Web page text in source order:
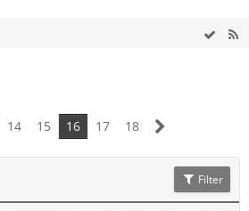
14 15 16 17 18
Filter